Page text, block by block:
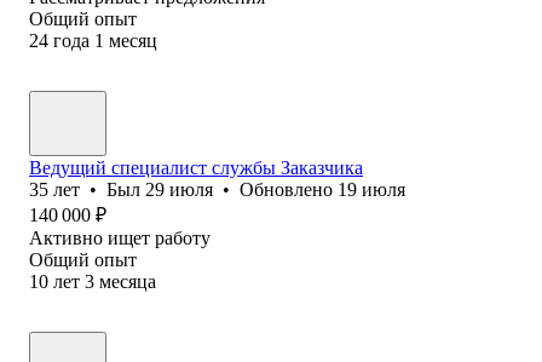
Общий опыт
24 года 1 месяц
Ведущий специалист службы Заказчика
35 лет • Был 29 июля • Обновлено 19 июля
140 000 ₽
Активно ищет работу
Общий опыт
10 лет 3 месяца